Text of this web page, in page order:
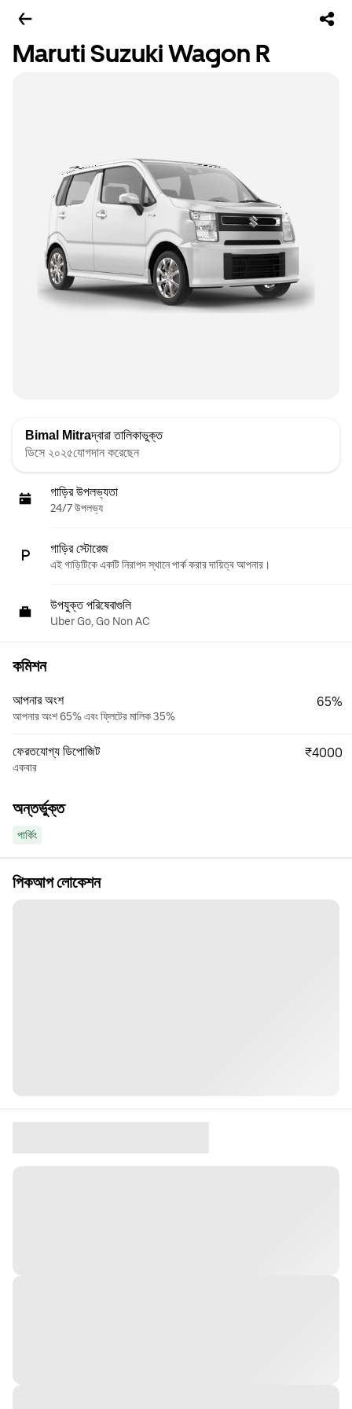
Maruti Suzuki Wagon R
Bimal Mitraদ্বারা তালিকাভুক্ত
ডিসে ২০২৫যোগদান করেছেন
গাড়ির উপলভ্যতা
24/7 উপলভ্য
গাড়ির স্টোরেজ
এই গাড়িটিকে একটি নিরাপদ স্থানে পার্ক করার দায়িত্ব আপনার।
উপযুক্ত পরিষেবাগুলি
Uber Go, Go Non AC
কমিশন
আপনার অংশ
আপনার অংশ 65% এবং ফ্লিটের মালিক 35%
65%
ফেরতযোগ্য ডিপোজিট
একবার
₹4000
অন্তর্ভুক্ত
পার্কিং
পিকআপ লোকেশন